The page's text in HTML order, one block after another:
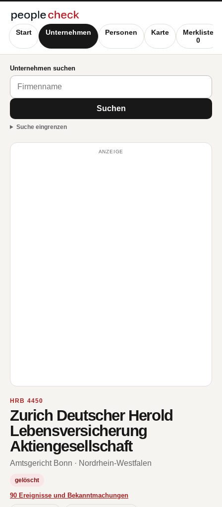
Start Unternehmen Personen Karte
Merkliste
0
Unternehmen suchen
Suchen
Suche eingrenzen
ANZEIGE
HRB 4450
Zurich Deutscher Herold
Lebensversicherung
Aktiengesellschaft
Amtsgericht Bonn · Nordrhein-Westfalen
gelöscht
90 Ereignisse und Bekanntmachungen